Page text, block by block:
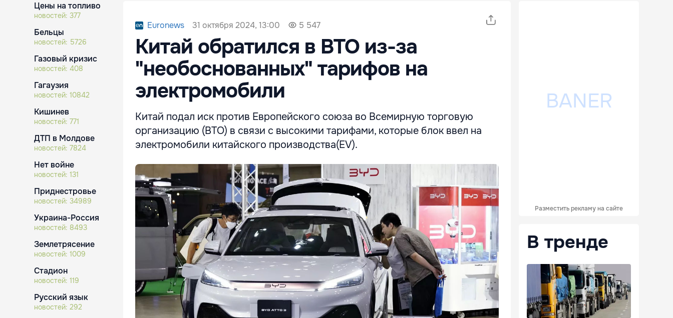
Цены на топливо
новостей: 377
Бельцы
новостей: 5726
Газовый кризис
новостей: 408
Гагаузия
новостей: 10842
Кишинев
новостей: 771
ДТП в Молдове
новостей: 7824
Нет войне
новостей: 131
Приднестровье
новостей: 34989
Украина-Россия
новостей: 8493
Землетрясение
новостей: 1009
Стадион
новостей: 119
Русский язык
новостей: 292
Euronews 31 октября 2024, 13:00 5 547
Китай обратился в ВТО из-за
"необоснованных" тарифов на
электромобили
Китай подал иск против Европейского союза во Всемирную торговую
организацию (ВТО) в связи с высокими тарифами, которые блок ввел на
электромобили китайского производства(EV).
Разместить рекламу на сайте
В тренде